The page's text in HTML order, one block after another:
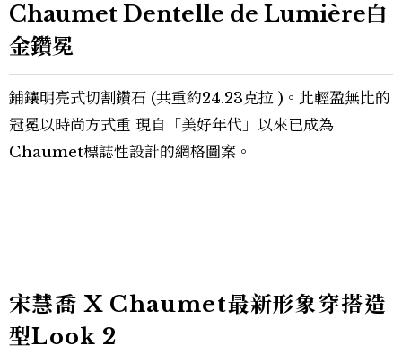
Chaumet Dentelle de Lumière白
金鑽冕
鋪鑲明亮式切割鑽石 (共重約24.23克拉 )。此輕盈無比的
冠冕以時尚方式重 現自「美好年代」以來已成為
Chaumet標誌性設計的網格圖案。
宋慧喬 X Chaumet最新形象穿搭造
型Look 2